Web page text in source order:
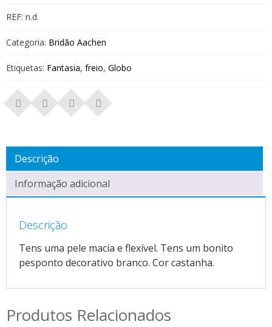
REF: n.d.
Categoria: Bridão Aachen
Etiquetas: Fantasia, freio, Globo
Descrição
Informação adicional
Descrição
Tens uma pele macia e flexível. Tens um bonito
pesponto decorativo branco. Cor castanha.
Produtos Relacionados